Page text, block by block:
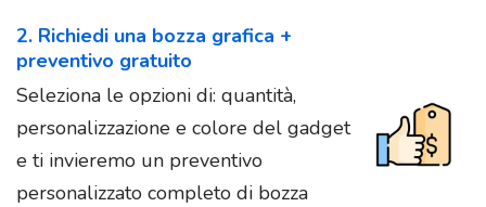
2. Richiedi una bozza grafica +
preventivo gratuito
Seleziona le opzioni di: quantità,
personalizzazione e colore del gadget
e ti invieremo un preventivo
personalizzato completo di bozza